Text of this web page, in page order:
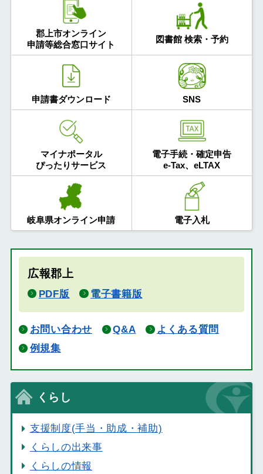
郡上市オンライン
申請等総合窓口サイト
図書館 検索・予約
申請書ダウンロード SNS
マイナポータル
ぴったりサービス
電子手続・確定申告
e-Tax、eLTAX
岐阜県オンライン申請 電子入札
広報郡上
PDF版 電子書籍版
お問い合わせ Q&A
よくある質問
例規集
くらし
支援制度(手当・助成・補助)
くらしの出来事
くらしの情報